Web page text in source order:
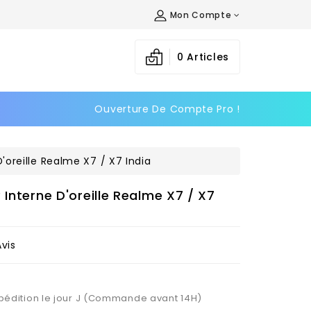
Mon Compte
0 Articles
Ouverture De Compte Pro !
Realme X7 / X7 India
D'oreille Realme X7 / X7
le jour J (Commande avant 14H)